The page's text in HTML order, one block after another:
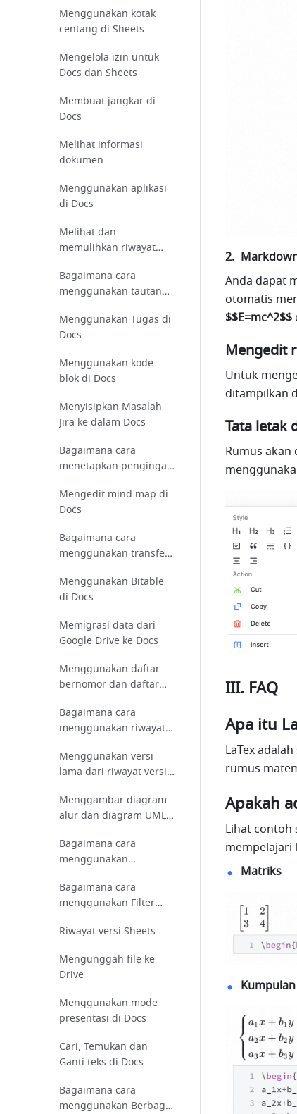
Menggunakan kotak
centang di Sheets
Mengelola izin untuk
Docs dan Sheets
Membuat jangkar di
Docs
Melihat informasi
dokumen
Menggunakan aplikasi
di Docs
Melihat dan
memulihkan riwayat
Bagaimana cara
menggunakan tautan
tertentu?
Menggunakan Tugas di
Docs
Menggunakan kode
blok di Docs
Menyisipkan Masalah
Jira ke dalam Docs
Bagaimana cara
menetapkan pengingat
Mengedit mind map di
Docs
Bagaimana cara
menggunakan transfer
Menggunakan Bitable
di Docs
Memigrasi data dari
Google Drive ke Docs
Menggunakan daftar
bernomor dan daftar
Bagaimana cara
menggunakan riwayat
Docs?
Menggunakan versi
lama dari riwayat versi
Menggambar diagram
alur dan diagram UML
Bagaimana cara
menggunakan
Sheets?
Bagaimana cara
menggunakan Filter
Riwayat versi Sheets
Mengunggah file ke
Drive
Menggunakan mode
presentasi di Docs
Cari, Temukan dan
Ganti teks di Docs
Bagaimana cara
menggunakan Berbagi
Anda dapat
$$E=mc^2$$
Mengedit
Untuk
ditampilkan
Tata letak
Rumus
III. FAQ
Apa itu
LaTex
rumus
Apakah
Lihat contoh
mempelajari
Matriks